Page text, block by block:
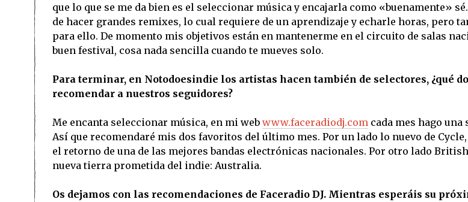
que lo que se me da bien es el seleccionar música y encajarla como «buenamente»
de hacer grandes remixes, lo cual requiere de un aprendizaje y echarle horas, pero
para ello. De momento mis objetivos están en mantenerme en el circuito de salas
buen festival, cosa nada sencilla cuando te mueves solo.
Para terminar, en Notodoesindie los artistas hacen también de selectores, ¿qué
recomendar a nuestros seguidores?
Me encanta seleccionar música, en mi web www.faceradiodj.com cada mes hago una
Así que recomendaré mis dos favoritos del último mes. Por un lado lo nuevo de
el retorno de una de las mejores bandas electrónicas nacionales. Por otro lado
nueva tierra prometida del indie: Australia.
Os dejamos con las recomendaciones de Faceradio DJ. Mientras esperáis su